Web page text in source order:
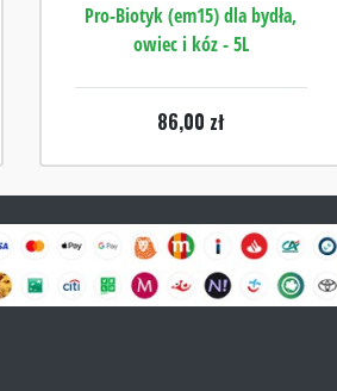
Pro-Biotyk (em15) dla bydła,
owiec i kóz - 5L
86,00 zł